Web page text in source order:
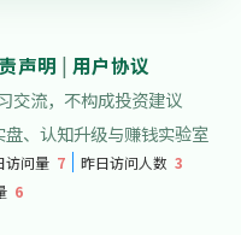
声明 | 用户协议
交流，不构成投资建议
、认知升级与赚钱实验室
访问量 7 昨日访问人数 3
6